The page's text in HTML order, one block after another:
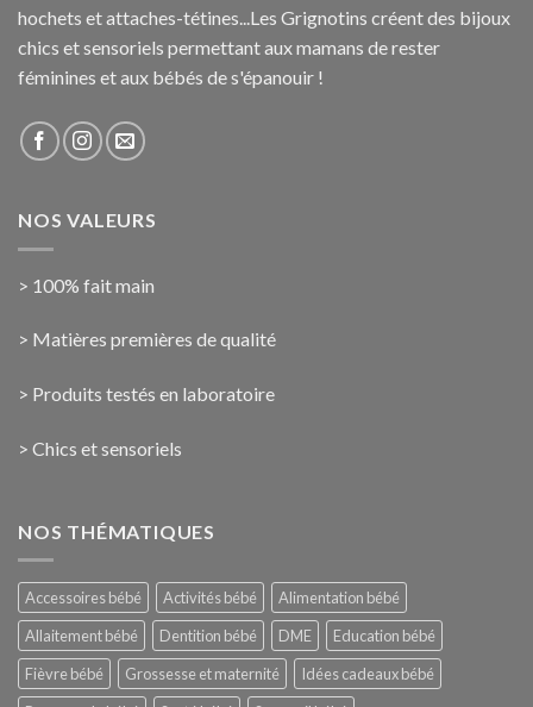
hochets et attaches-tétines...Les Grignotins créent des bijoux
chics et sensoriels permettant aux mamans de rester
féminines et aux bébés de s'épanouir !
NOS VALEURS
> 100% fait main
> Matières premières de qualité
> Produits testés en laboratoire
> Chics et sensoriels
NOS THÉMATIQUES
Accessoires bébé Activités bébé
Alimentation bébé
Allaitement bébé
Dentition bébé DME
Education bébé
Fièvre bébé
Grossesse et maternité
Idées cadeaux bébé